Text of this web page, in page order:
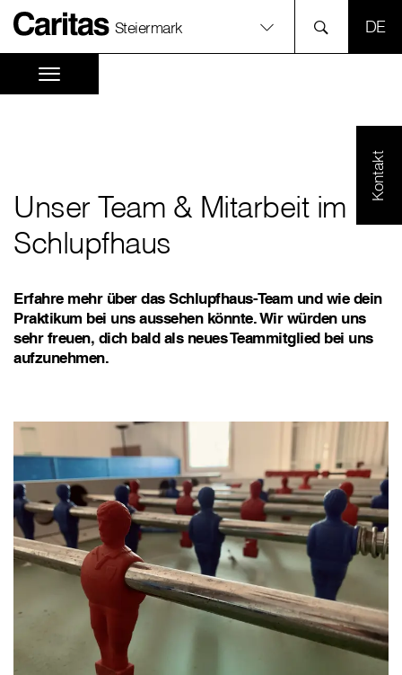
Steiermark
Kontakt
Unser Team & Mitarbeit im
Schlupfhaus
Erfahre mehr über das Schlupfhaus-Team und wie dein
Praktikum bei uns aussehen könnte. Wir würden uns
sehr freuen, dich bald als neues Teammitglied bei uns
aufzunehmen.